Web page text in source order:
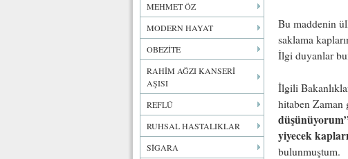
MEHMET ÖZ
MODERN HAYAT
OBEZİTE
RAHİM AĞZI KANSERİ
AŞISI
REFLÜ
RUHSAL HASTALIKLAR
SİGARA
Bu maddenin
saklama
İlgi duyanlar
İlgili
hitaben Zaman
yiyecek
bulunmuştum.